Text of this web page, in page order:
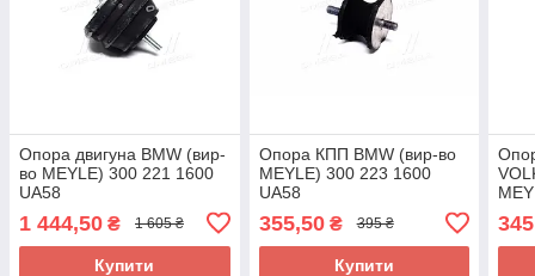
Опора двигуна BMW (вир-
во MEYLE) 300 221 1600
UA58
1 444,50 ₴ 1 605 ₴
Купити
Опора КПП BMW (вир-во
MEYLE) 300 223 1600
UA58
355,50₴ 395 ₴
Купити